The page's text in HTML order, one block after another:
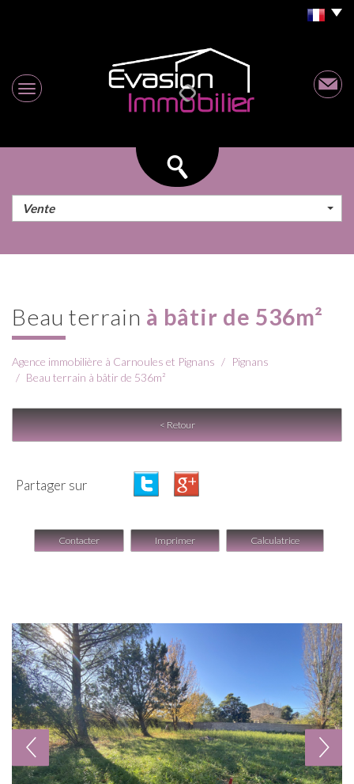
Vente
beau terrain à bâtir de 536m²
Agence immobilière à Carnoules et Pignans
Pignans
Beau terrain à bâtir de 536m²
< Retour
Partager sur
Contacter Imprimer Calculatrice